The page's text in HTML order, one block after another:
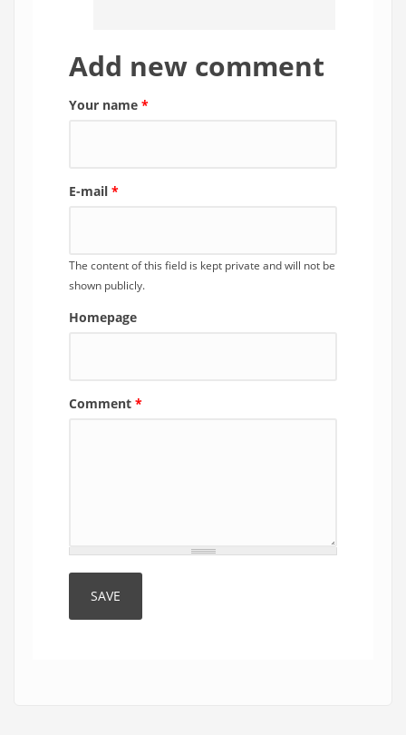
Add new comment
Your name *
E-mail *
The content of this field is kept private and will not be
shown publicly.
Homepage
Comment *